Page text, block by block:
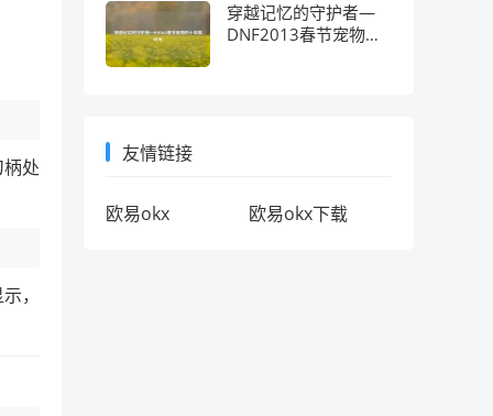
处
，
穿越记忆的守护者—
DNF2013春节宠物的
友情链接
欧易okx 欧易okx下载